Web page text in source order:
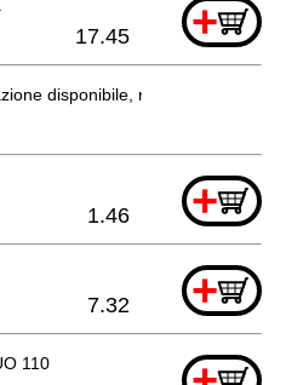
+
17.45
disponibile, non ordinabile
+
1.46
+
7.32
110